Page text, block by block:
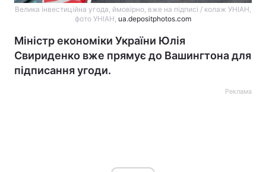
Велика інвестиційна угода, ймовірно, вже на підписі / колаж УНІАН,
фото УНІАН, ua.depositphotos.com
Міністр економіки України Юлія
Свириденко вже прямує до Вашингтона для
підписання угоди.
Реклама